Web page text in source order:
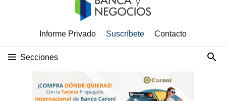
Informe Privado Suscríbete Contacto
Secciones